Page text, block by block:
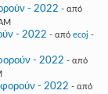
- 2022 - από
- 2022 - από ecoj -
- 2022 - από
- 2022 - από